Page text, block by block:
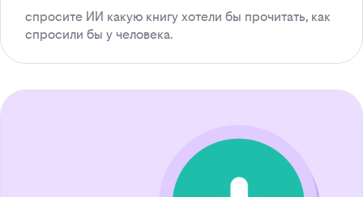
спросите ИИ какую книгу хотели бы прочитать, как
спросили бы у человека.